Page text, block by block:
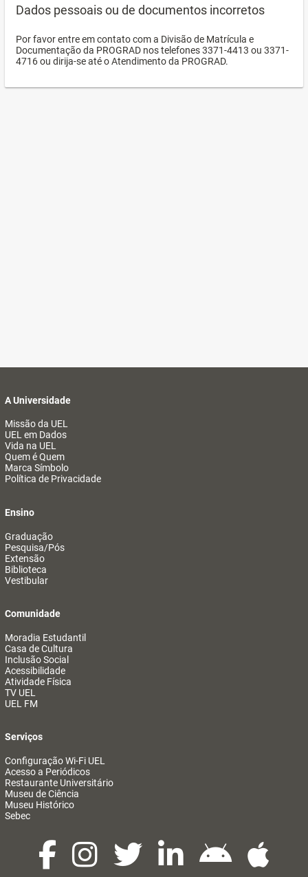
Dados pessoais ou de documentos incorretos
Por favor entre em contato com a Divisão de Matrícula e
Documentação da PROGRAD nos telefones 3371-4413 ou 3371-
4716 ou dirija-se até o Atendimento da PROGRAD.
A Universidade
Missão da UEL
UEL em Dados
Vida na UEL
Quem é Quem
Marca Símbolo
Política de Privacidade
Ensino
Graduação
Pesquisa/Pós
Extensão
Biblioteca
Vestibular
Comunidade
Moradia Estudantil
Casa de Cultura
Inclusão Social
Acessibilidade
Atividade Física
TV UEL
UEL FM
Serviços
Configuração Wi-Fi UEL
Acesso a Periódicos
Restaurante Universitário
Museu de Ciência
Museu Histórico
Sebec